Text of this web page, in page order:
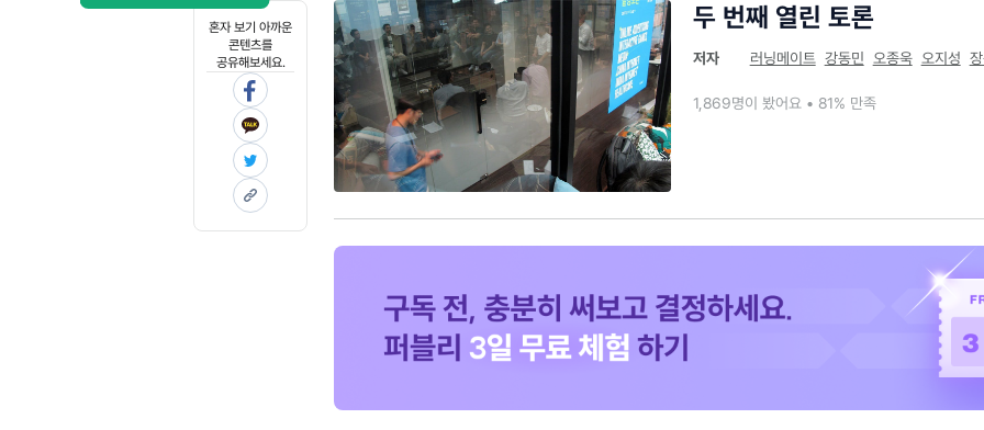
혼자 보기 아까운
콘텐츠를
공유해보세요.
두 번째 열린 토론
저자 러닝메이트 강동민 오종욱 오지성
1,869명이 봤어요 • 81% 만족